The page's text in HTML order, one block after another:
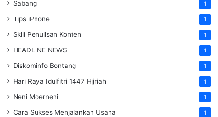
Sabang 1
Tips iPhone 1
Skill Penulisan Konten 1
HEADLINE NEWS 1
Diskominfo Bontang 1
Hari Raya Idulfitri 1447 Hijriah 1
Neni Moerneni 1
Cara Sukses Menjalankan Usaha 1